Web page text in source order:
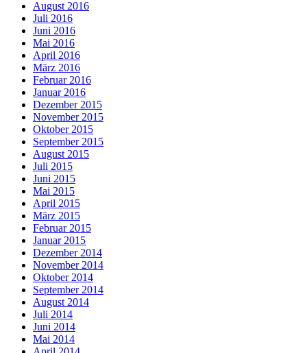
August 2016
Juli 2016
Juni 2016
Mai 2016
April 2016
März 2016
Februar 2016
Januar 2016
Dezember 2015
November 2015
Oktober 2015
September 2015
August 2015
Juli 2015
Juni 2015
Mai 2015
April 2015
März 2015
Februar 2015
Januar 2015
Dezember 2014
November 2014
Oktober 2014
September 2014
August 2014
Juli 2014
Juni 2014
Mai 2014